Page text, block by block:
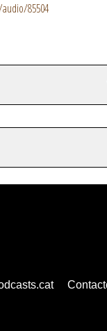
85504